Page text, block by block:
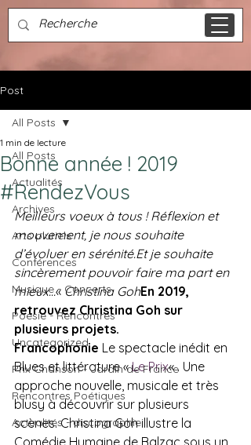
Post
All Posts
Actualités
Archives
Arts pluriels
Conférences
Musique - Concerts
Poésie - Rencontres
Uncategorized
Prix Chanson - Jardin de France
Rencontres Poétiques
Actualités - discographie
All Posts
Bonne année ! 2019
#RendezVous
1 min de lecture
Meilleurs voeux à tous ! Réflexion et
mouvement, je nous souhaite
d’évoluer en sérénité.Et je souhaite
sincèrement pouvoir faire ma part en
mieux…« Christina GohEn 2019,
retrouvez Christina Goh sur
plusieurs projets.
Francophonie Le spectacle inédit en
Blues et littérature « Le Prix« . Une
approche nouvelle, musicale et très
blusy à découvrir sur plusieurs
scènes. Christina Goh illustre la
Comédie Humaine de Balzac sous un